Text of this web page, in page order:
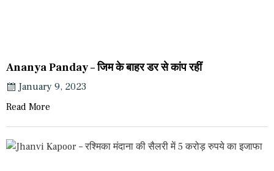
Ananya Panday – जिम के बाहर डर से कांप रहीं
January 9, 2023
Read More